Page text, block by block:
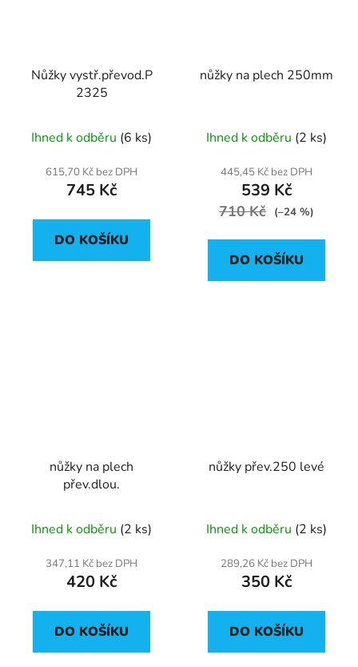
Nůžky vystř.převod.P
2325
Ihned k odběru (6 ks)
615,70 Kč bez DPH
745 Kč
DO KOŠÍKU
nůžky na plech 250mm
Ihned k odběru (2 ks)
445,45 Kč bez DPH
539 Kč
710 Kč (–24 %)
DO KOŠÍKU
nůžky na plech
přev.dlou.
Ihned k odběru (2 ks)
347,11 Kč bez DPH
420 Kč
DO KOŠÍKU
nůžky přev.250 levé
Ihned k odběru (2 ks)
289,26 Kč bez DPH
350 Kč
DO KOŠÍKU